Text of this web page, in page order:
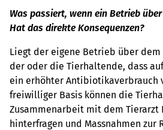
Was passiert, wenn ein Betrieb
Hat das direkte Konsequenzen?
Liegt der eigene Betrieb über dem
der oder die Tierhaltende, dass
ein erhöhter Antibiotikaverbrauch
freiwilliger Basis können die
Zusammenarbeit mit dem Tierarzt
hinterfragen und Massnahmen zur